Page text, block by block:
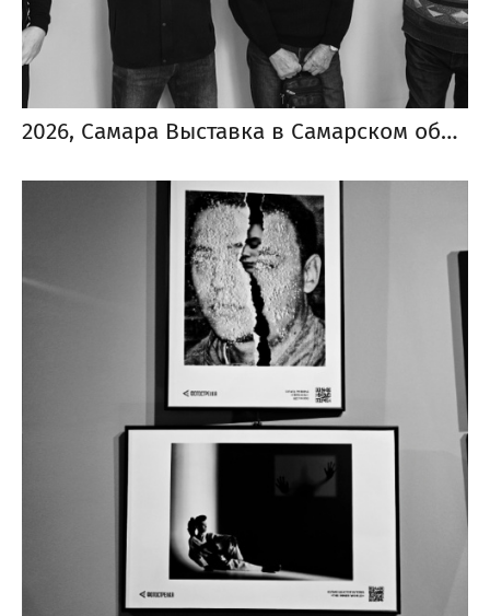
2026, Самара Выставка в Самарском областном отделении Союза журналистов России